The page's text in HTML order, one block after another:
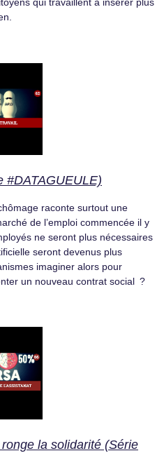
qui travaillent à insérer plus
#DATAGUEULE)
raconte surtout une
de l’emploi commencée il y
ne seront plus nécessaires
seront devenus plus
imaginer alors pour
un nouveau contrat social ?
la solidarité (Série